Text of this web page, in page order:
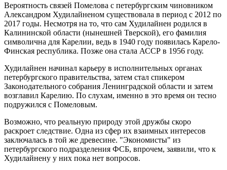
Вероятность связей Помелова с петербургским чиновником
Александром Худилайненом существовала в период с 2012 по
2017 годы. Несмотря на то, что сам Худилайнен родился в
Калининской области (нынешней Тверской), его фамилия
символична для Карелии, ведь в 1940 году появилась Карело-
Финская республика. Позже она стала АССР в 1956 году.
Худилайнен начинал карьеру в исполнительных органах
петербургского правительства, затем стал спикером
Законодательного собрания Ленинградской области и затем
возглавил Карелию. По слухам, именно в это время он тесно
подружился с Помеловым.
Возможно, что реальную природу этой дружбы скоро
раскроет следствие. Одна из сфер их взаимных интересов
заключалась в той же древесине. "Экономисты" из
петербургского подразделения ФСБ, впрочем, заявили, что к
Худилайнену у них пока нет вопросов.